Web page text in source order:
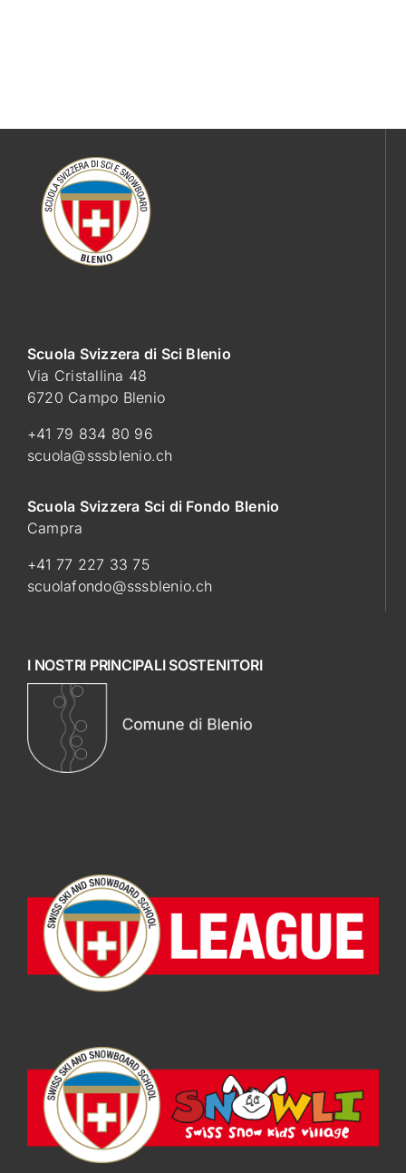
Scuola Svizzera di Sci Blenio
Via Cristallina 48
6720 Campo Blenio
+41 79 834 80 96
scuola@sssblenio.ch
Scuola Svizzera Sci di Fondo Blenio
Campra
+41 77 227 33 75
scuolafondo@sssblenio.ch
I NOSTRI PRINCIPALI SOSTENITORI